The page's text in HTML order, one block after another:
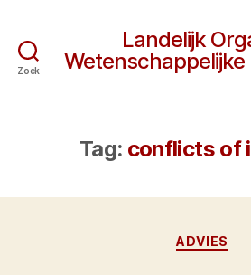
Zoek
Landelijk
Tag: conflicts of
ADVIES